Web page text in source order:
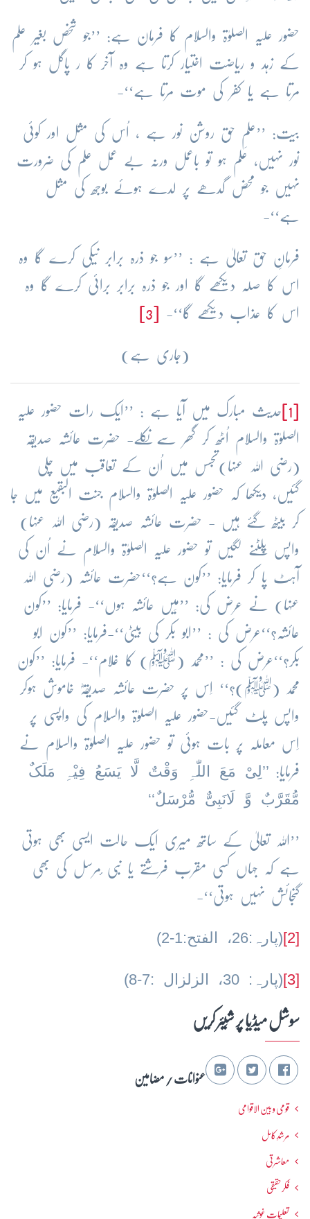
حضور علیہ الصلوٰۃ والسلام کا فرمان ہے: ’’جو شخص بغیر علم
کے زہد و ریاضت اختیار کرتا ہے وہ آخر کا ر پاگل ہو کر
مرتا ہے یا کفر کی موت مرتا ہے‘‘-
بیت: ’’علمِ حق روشن نور ہے ، اُس کی مثل اور کوئی
نور نہیں، علم ہو تو باعمل ورنہ بے عمل علم کی ضرورت
نہیں جو محض گدھے پر لدے ہوئے بوجھ کی مثل
ہے‘‘-
فرمانِ حق تعالیٰ ہے : ’’سو جو ذرہ برابر نیکی کرے گا وہ
اس کا صلہ دیکھے گا اور جو ذرہ برابر برائی کرے گا وہ
اس کا عذاب دیکھے گا‘‘-
(جاری ہے)
حدیث مبارک میں آیا ہے : ’’ایک رات حضور علیہ
الصلوٰۃ والسلام اُٹھ کر گھر سے نکلے- حضرت عائشہ صدیقہ
(رضی اللہ عنہا)تجسس میں اُن کے تعاقب میں چلی
گئیں، دیکھا کہ حضور علیہ الصلوٰۃ والسلام جنت البقیع میں جا
کر بیٹھ گئے ہیں - حضرت عائشہ صدیقہ (رضی اللہ عنہا)
واپس پلٹنے لگیں تو حضور علیہ الصلوٰۃ والسلام نے اُن کی
آہٹ پا کر فرمایا: ’’کون ہے؟‘‘حضرت عائشہ (رضی اللہ
عنہا) نے عرض کی: ’’مَیں عائشہ ہوں‘‘- فرمایا: ’’کون
عائشہ؟‘‘عرض کی : ’’ابو بکر کی بیٹی‘‘-فرمایا: ’’کون ابو
بکر؟‘‘عرض کی : ’’محمد (ﷺ) کا غلام‘‘- فرمایا: ’’کون
محمد (ﷺ)؟‘‘ اِس پر حضرت عائشہ صدیقہؓ خاموش ہوکر
واپس پلٹ گئیں-حضور علیہ الصلوٰۃ والسلام کی واپسی پر
اِس معاملہ پر بات ہوئی تو حضور علیہ الصلوٰۃ والسلام نے
فرمایا: ’’لِیْ مَعَ اللّٰہِ وَقْتٌ لَّا یَسَعُ فِیْہِ مَلَکٌ
مُّقَرَّبٌ وَّ لَانَبِیٌّ مُّرْسَلٌ‘‘
’’اللہ تعالیٰ کے ساتھ میری ایک حالت ایسی بھی ہوتی
ہے کہ جہاں کسی مقرب فرشتے یا نبی ٔمرسل کی بھی
گنجائش نہیں ہوتی‘‘-
[2] (پارہ:26، الفتح:1-2)
[3] (پارہ: 30، الزلزال :7-8)
سوشل میڈیا پر شِیئر کریں
عنوانات / مضامین
قومی و بین الاقوامی
مرشدِ کامل
معاشرتی
فکرحقیقی
تعلیمات غوثیہ